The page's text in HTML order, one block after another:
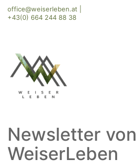
office@weiserleben.at
+43(0) 664 244 88 38
Newsletter von
WeiserLeben